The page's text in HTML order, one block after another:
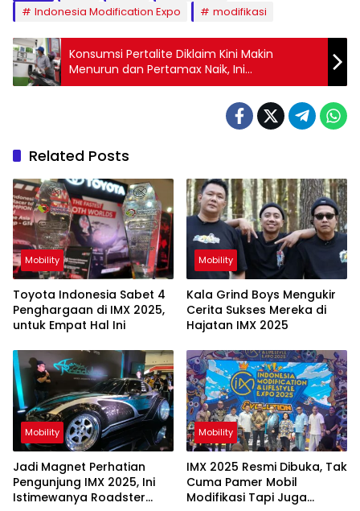
Indonesia Modification Expo
modifikasi
Konsumsi Pertalite Diklaim Kini Makin
Menurun dan Pertamax Naik, Ini
Penyebabnya
Related Posts
Mobility
Toyota Indonesia Sabet 4
Penghargaan di IMX 2025,
untuk Empat Hal Ini
Mobility
Kala Grind Boys Mengukir
Cerita Sukses Mereka di
Hajatan IMX 2025
Mobility
Jadi Magnet Perhatian
Pengunjung IMX 2025, Ini
Istimewanya Roadster
Mobility
IMX 2025 Resmi Dibuka, Tak
Cuma Pamer Mobil
Modifikasi Tapi Juga